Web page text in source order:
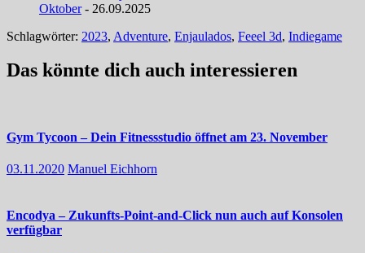
Oktober- 26.09.2025
Schlagwörter: 2023, Adventure, Enjaulados, Feeel 3d, Indiegame
Das könnte dich auch interessieren
Gym Tycoon – Dein Fitnessstudio öffnet am 23. November
03.11.2020 Manuel Eichhorn
Encodya – Zukunfts-Point-and-Click nun auch auf Konsolen
verfügbar